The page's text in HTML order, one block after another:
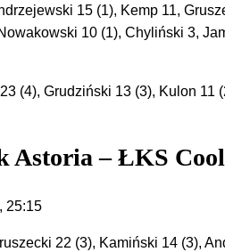
15 (1), Kemp 11,
10 (1), Chyliński 3,
(4), Grudziński 13 (3), Kulon 11
Astoria – ŁKS
25:15
22 (3), Kamiński 14 (3),